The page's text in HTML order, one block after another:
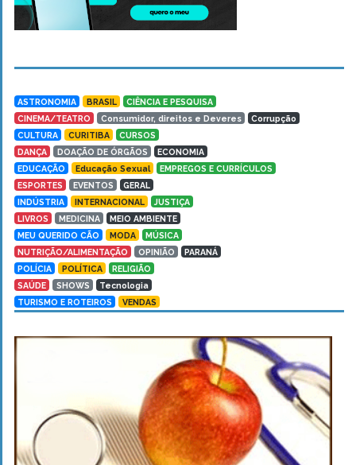
ASTRONOMIA BRASIL
CIÊNCIA E PESQUISA
CINEMA/TEATRO
Consumidor, direitos e Deveres
Corrupção
CULTURA
CURITIBA
CURSOS
DANÇA
DOAÇÃO DE ÓRGÃOS
ECONOMIA
EDUCAÇÃO
Educação Sexual
EMPREGOS E CURRÍCULOS
ESPORTES
EVENTOS
GERAL
INDÚSTRIA
INTERNACIONAL
JUSTIÇA
LIVROS
MEDICINA
MEIO AMBIENTE
MEU QUERIDO CÃO
MODA
MÚSICA
NUTRIÇÃO/ALIMENTAÇÃO
OPINIÃO
PARANÁ
POLÍCIA
POLÍTICA
RELIGIÃO
SAÚDE
SHOWS
Tecnologia
TURISMO E ROTEIROS
VENDAS